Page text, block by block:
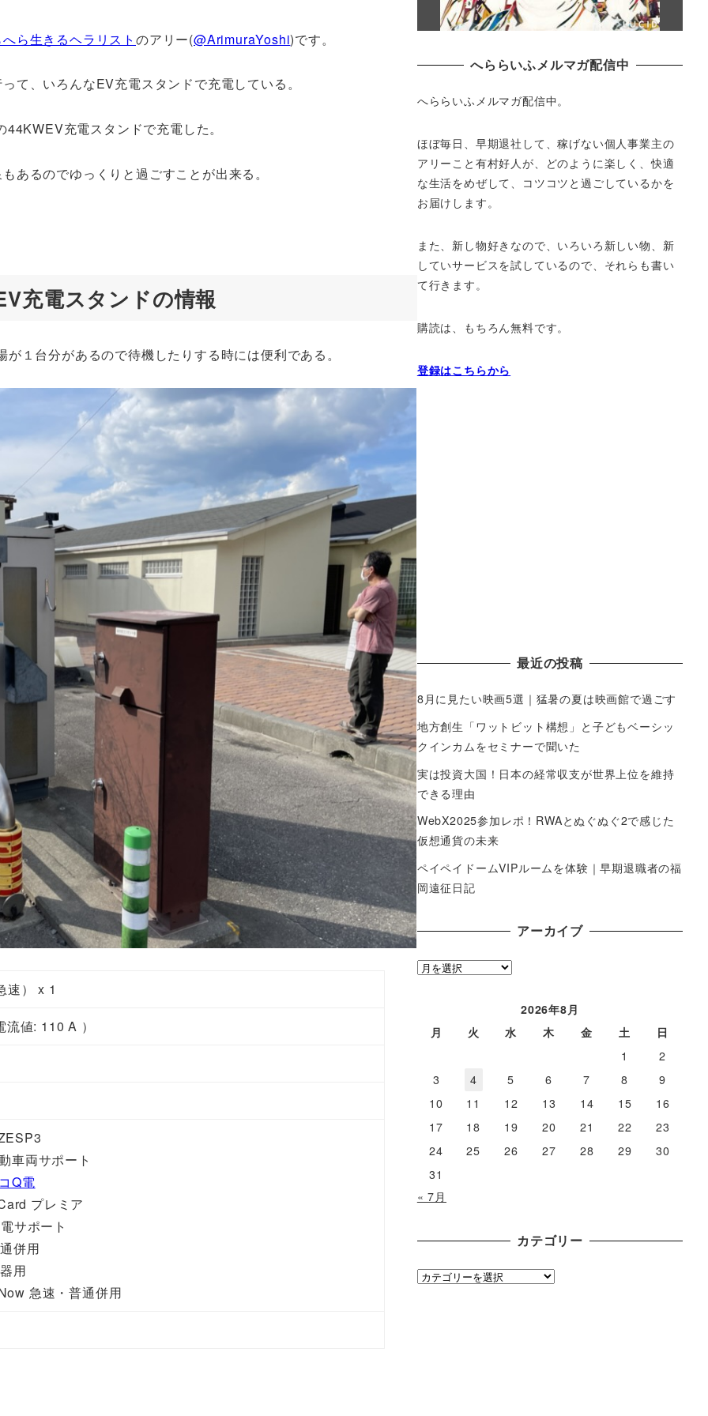
ら生きるヘラリストのアリー(@ArimuraYoshi)です。
て、いろんなEV充電スタンドで充電している。
充電スタンドで充電した。
あるのでゆっくりと過ごすことが出来る。
充電スタンドの情報
１台分があるので待機したりする時には便利である。
速） x 1
値: 110 A ）
車両サポート
Q電
プレミア
サポート
併用
用
急速・普通併用
へららいふメルマガ配信中
へららいふメルマガ配信中。
ほぼ毎日、早期退社して、稼げない個人事業主の
アリーこと有村好人が、どのように楽しく、快適
な生活をめぜして、 コツコツと過ごしているかを
お届けします。
また、新し物好きなので、いろいろ新しい物、 新
していサービスを試しているので、それらも書い
て行きます。
購読は、もちろん無料です。
登録はこちらから
最近の投稿
8月に見たい映画5選｜猛暑の夏は映画館で過ごす
地方創生「ワットビット構想」と子どもベーシッ
クインカムをセミナーで聞いた
実は投資大国！日本の経常収支が世界上位を維持
できる理由
WebX2025参加レポ！RWAとぬぐぬぐ2で感じた
仮想通貨の未来
ペイペイドームVIPルームを体験｜早期退職者の福
岡遠征日記
アーカイブ
ア
2026年8月
月
火 水 木 金 土
日
1
2
3
4 5 6 7 8
9
10
11 12 13 14 15
16
17
18 19 20 21 22
23
24
25 26 27 28 29
30
31
« 7月
カテゴリー
カ